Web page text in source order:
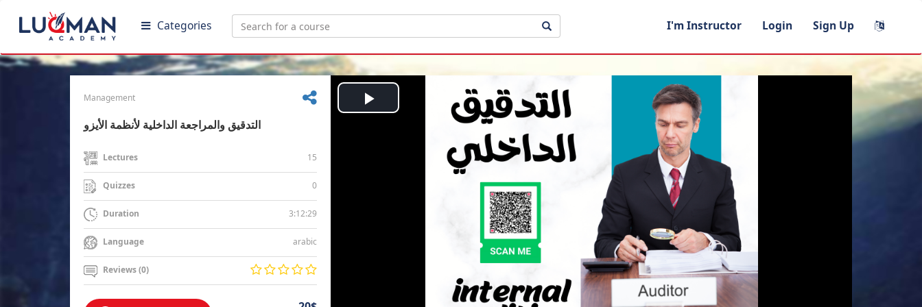
Categories I'm Instructor Login Sign Up
Management
التدقيق والمراجعة الداخلية لأنظمة الأيزو
Lectures 15
Quizzes 0
Duration 3:12:29
Language arabic
Reviews (0)
Play